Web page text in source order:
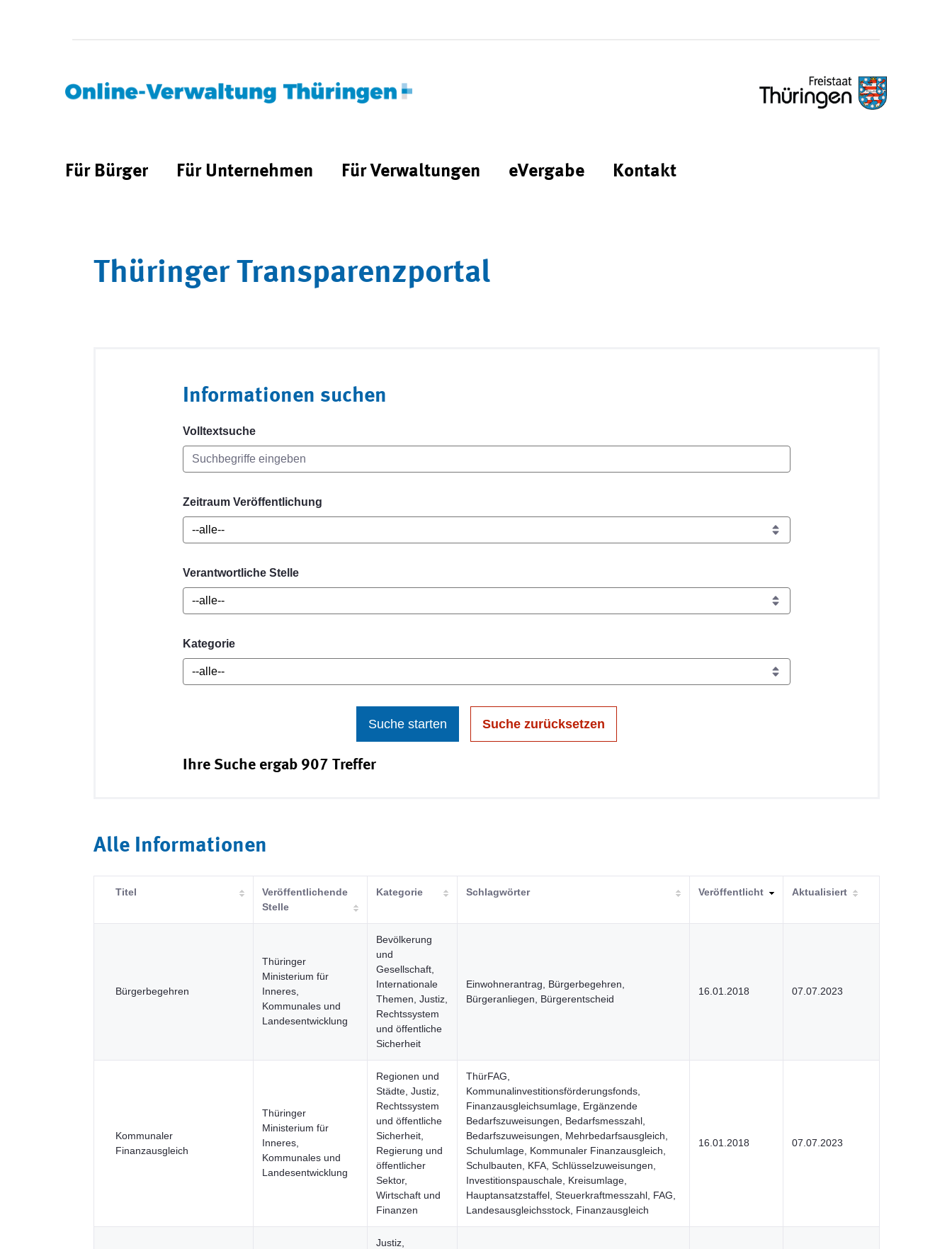
Für Bürger Für Unternehmen Für Verwaltungen eVergabe Kontakt
Thüringer Transparenzportal
Informationen suchen
Volltextsuche
Zeitraum Veröffentlichung
Verantwortliche Stelle
Kategorie
Suche starten Suche zurücksetzen
Ihre Suche ergab 907 Treffer
Alle Informationen
Titel
Veröffentlichende
Stelle
Kategorie Schlagwörter Veröffentlicht Aktualisiert
Bürgerbegehren
Thüringer
Ministerium für
Inneres,
Kommunales und
Landesentwicklung
Bevölkerung
und
Gesellschaft,
Internationale
Themen, Justiz,
Rechtssystem
und öffentliche
Sicherheit
Einwohnerantrag, Bürgerbegehren,
Bürgeranliegen, Bürgerentscheid
16.01.2018 07.07.2023
Kommunaler
Finanzausgleich
Thüringer
Ministerium für
Inneres,
Kommunales und
Landesentwicklung
Regionen und
Städte, Justiz,
Rechtssystem
und öffentliche
Sicherheit,
Regierung und
öffentlicher
Sektor,
Wirtschaft und
Finanzen
ThürFAG,
Kommunalinvestitionsförderungsfonds,
Finanzausgleichsumlage, Ergänzende
Bedarfszuweisungen, Bedarfsmesszahl,
Bedarfszuweisungen, Mehrbedarfsausgleich,
Schulumlage, Kommunaler Finanzausgleich,
Schulbauten, KFA, Schlüsselzuweisungen,
Investitionspauschale, Kreisumlage,
Hauptansatzstaffel, Steuerkraftmesszahl, FAG,
Landesausgleichsstock, Finanzausgleich
16.01.2018 07.07.2023
Justiz,